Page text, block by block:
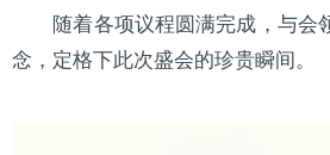
随着各项议程圆满完成，与会
念，定格下此次盛会的珍贵瞬间。